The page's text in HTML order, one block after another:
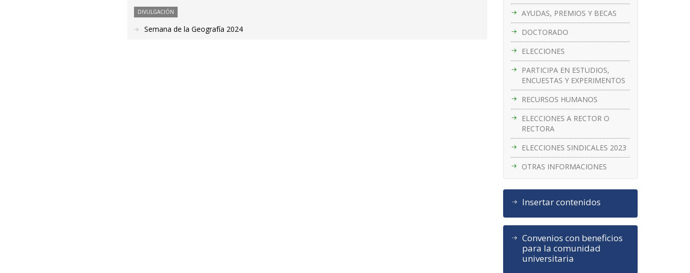
AYUDAS, PREMIOS Y BECAS
DOCTORADO
ELECCIONES
PARTICIPA EN ESTUDIOS,
ENCUESTAS Y EXPERIMENTOS
RECURSOS HUMANOS
ELECCIONES A RECTOR O
RECTORA
ELECCIONES SINDICALES 2023
OTRAS INFORMACIONES
Insertar contenidos
Convenios con beneficios
para la comunidad
universitaria
DIVULGACIÓN
Semana de la Geografía 2024